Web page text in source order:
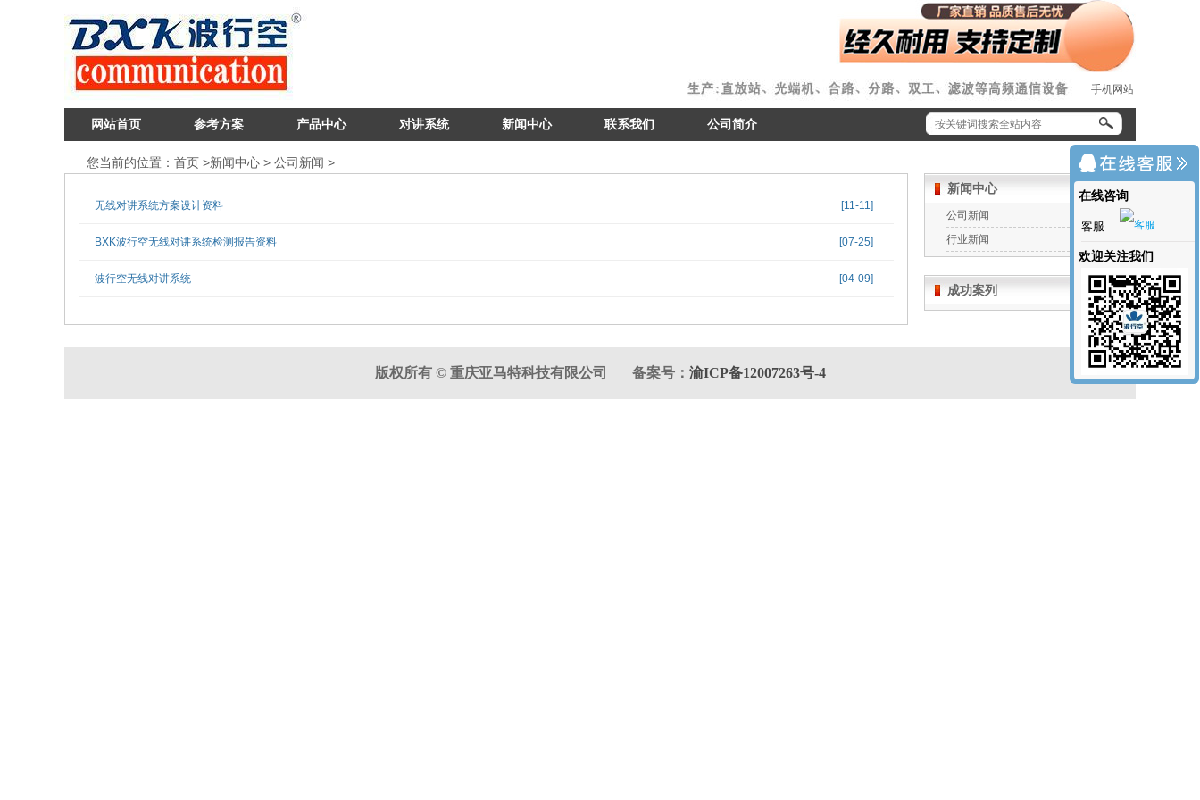
手机网站
网站首页 参考方案 产品中心 对讲系统 新闻中心 联系我们 公司简介
您当前的位置： 首页 >新闻中心 > 公司新闻 >
新闻中心
公司新闻
行业新闻
成功案列
[11-11]
无线对讲系统方案设计资料
[07-25]
BXK波行空无线对讲系统检测报告资料
[04-09]
波行空无线对讲系统
版权所有 © 重庆亚马特科技有限公司 备案号： 渝ICP备12007263号-4
在线咨询
客服
欢迎关注我们